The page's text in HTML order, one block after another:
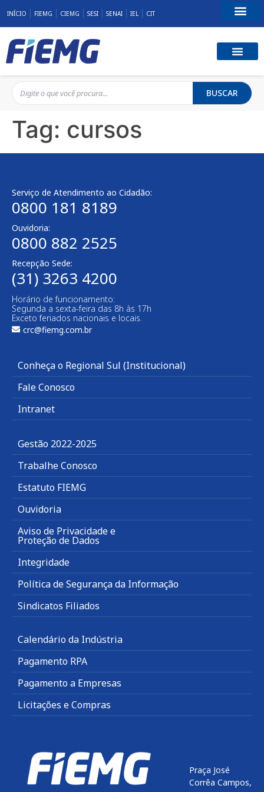
INÍCIO FIEMG CIEMG SESI SENAI IEL CIT
BUSCAR
Tag: cursos
Serviço de Atendimento ao Cidadão:
0800 181 8189
Ouvidoria:
0800 882 2525
Recepção Sede:
(31) 3263 4200
Horário de funcionamento:
Segunda a sexta-feira das 8h às 17h
Exceto feriados nacionais e locais.
crc@fiemg.com.br
Conheça o Regional Sul (Institucional)
Fale Conosco
Intranet
Gestão 2022-2025
Trabalhe Conosco
Estatuto FIEMG
Ouvidoria
Aviso de Privacidade e
Proteção de Dados
Integridade
Política de Segurança da Informação
Sindicatos Filiados
Calendário da Indústria
Pagamento RPA
Pagamento a Empresas
Licitações e Compras
Praça José
Corrêa Campos,